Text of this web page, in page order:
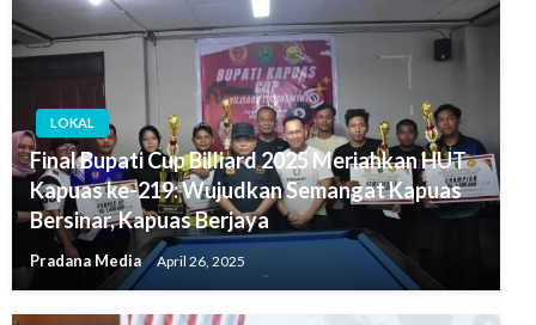
LOKAL
Final Bupati Cup Billiard 2025 Meriahkan HUT
Kapuas ke-219: Wujudkan Semangat Kapuas
Bersinar, Kapuas Berjaya
Pradana Media April 26, 2025